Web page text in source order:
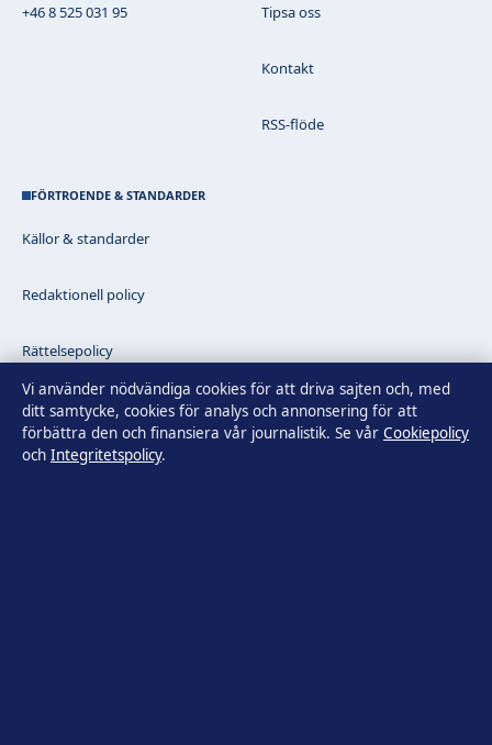
+46 8 525 031 95 Tipsa oss
Kontakt
RSS-flöde
FÖRTROENDE & STANDARDER
Källor & standarder
Redaktionell policy
Rättelsepolicy
Faktagranskningspolicy
Ägande & finansiering
Vi använder nödvändiga cookies för att driva sajten och, med
ditt samtycke, cookies för analys och annonsering för att
förbättra den och finansiera vår journalistik. Se vår Cookiepolicy
och Integritetspolicy.